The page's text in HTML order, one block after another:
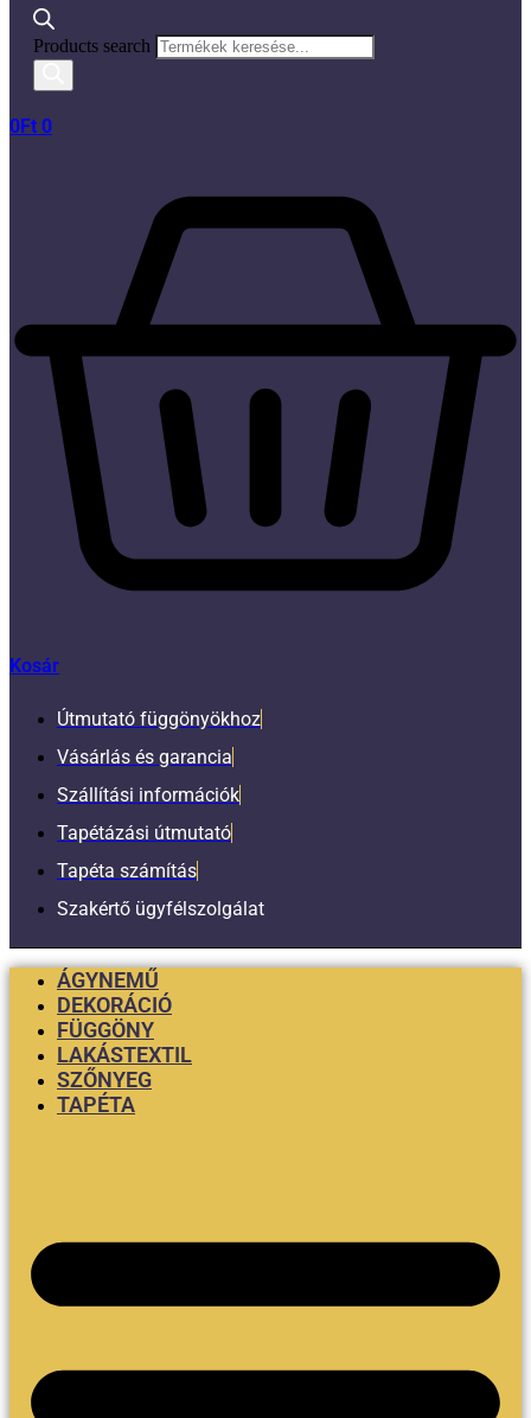
Products search
0Ft 0
Kosár
Útmutató függönyökhoz
Vásárlás és garancia
Szállítási információk
Tapétázási útmutató
Tapéta számítás
Szakértő ügyfélszolgálat
ÁGYNEMŰ
DEKORÁCIÓ
FÜGGÖNY
LAKÁSTEXTIL
SZŐNYEG
TAPÉTA